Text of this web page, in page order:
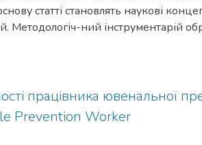
статті становлять наукові
Методологіч-ний інструментарій
Розглянуто класифікацію
та найбільш розроблених
у системі реабілітації
Розглянуто провідні
речовин. Проаналізовано
працівника ювенальної
Prevention Worker